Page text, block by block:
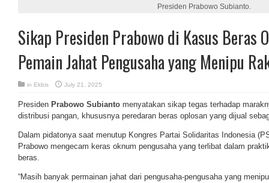
Presiden Prabowo Subianto.
Sikap Presiden Prabowo di Kasus Beras
Pemain Jahat Pengusaha yang Menipu
in Ekbis July 21, 2025
Presiden Prabowo Subianto menyatakan sikap tegas terhadap
distribusi pangan, khususnya peredaran beras oplosan yang dijual
Dalam pidatonya saat menutup Kongres Partai Solidaritas Indonesia
Prabowo mengecam keras oknum pengusaha yang terlibat dalam
beras.
“Masih banyak permainan jahat dari pengusaha-pengusaha yang